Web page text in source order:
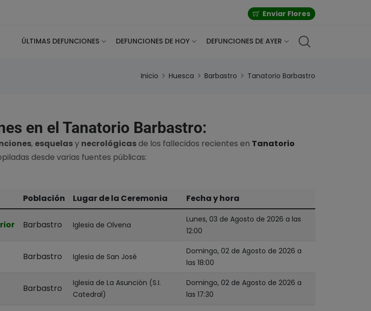
Enviar Flores
ÚLTIMAS DEFUNCIONES DEFUNCIONES DE HOY DEFUNCIONES DE AYER
Inicio Huesca Barbastro Tanatorio Barbastro
en el Tanatorio Barbastro:
, esquelasy necrológicasde los fallecidos recientes en Tanatorio
desde varias fuentes públicas:
Población Lugar de la Ceremonia Fecha y hora
Barbastro Iglesia de Olvena
Lunes, 03 de Agosto de 2026 a las
12:00
Barbastro Iglesia de San José
Domingo, 02 de Agosto de 2026 a
las 18:00
Barbastro
Iglesia de La Asunción (S.I.
Catedral)
Domingo, 02 de Agosto de 2026 a
las 17:30